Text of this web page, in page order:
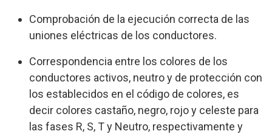
Comprobación de la ejecución correcta de las
uniones eléctricas de los conductores.
Correspondencia entre los colores de los
conductores activos, neutro y de protección con
los establecidos en el código de colores, es
decir colores castaño, negro, rojo y celeste para
las fases R, S, T y Neutro, respectivamente y